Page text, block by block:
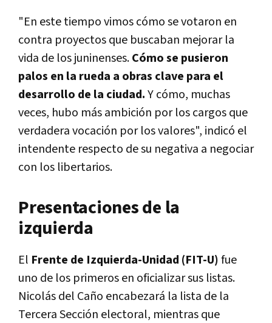
"En este tiempo vimos cómo se votaron en
contra proyectos que buscaban mejorar la
vida de los juninenses.Cómo se pusieron
palos en la rueda a obras clave para el
desarrollo de la ciudad.Y cómo, muchas
veces, hubo más ambición por los cargos que
verdadera vocación por los valores", indicó el
intendente respecto de su negativa a negociar
con los libertarios.
Presentaciones de la
izquierda
El Frente de Izquierda-Unidad (FIT-U)fue
uno de los primeros en oficializar sus listas.
Nicolás del Caño encabezará la lista de la
Tercera Sección electoral, mientras que